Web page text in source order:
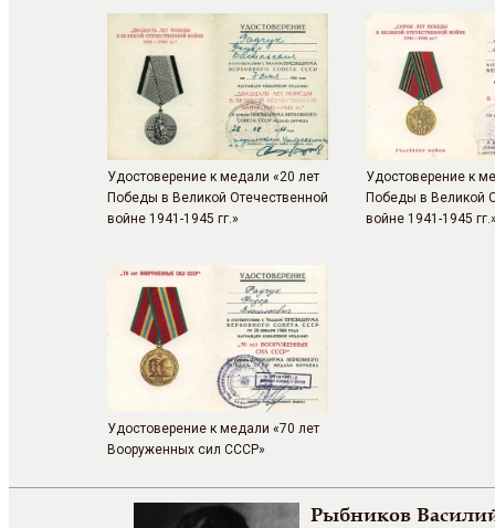
Удостоверение к медали «20 лет
Победы в Великой Отечественной
войне 1941-1945 гг.»
Удостоверение к
Победы в Великой
войне 1941-1945
Удостоверение к медали «70 лет
Вооруженных сил СССР»
Рыбников